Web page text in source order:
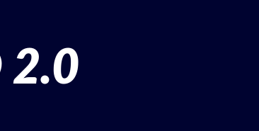
2.0